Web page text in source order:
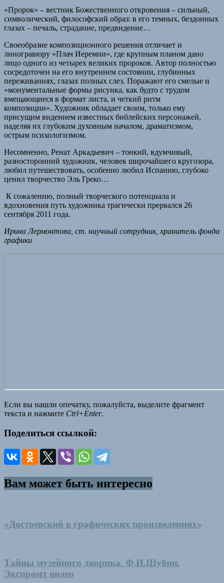
«Пророк» – вестник Божественного откровения – сильный,
символический, философский образ: в его темных, бездонных
глазах – печаль, страдание, предвидение…
Своеобразие композиционного решения отличает и
линогравюру «Плач Иеремии», где крупным планом дано
лицо одного из четырех великих пророков. Автор полностью
сосредоточен на его внутреннем состоянии, глубинных
переживаниях, глазах полных слез. Поражают его смелые и
«монументальные формы рисунка, как будто с трудом
вмещающиеся в формат листа, и четкий ритм
композиции». Художник обладает своим, только ему
присущим видением известных библейских персонажей,
наделяя их глубоким духовным началом, драматизмом,
острым психологизмом.
Несомненно, Ренат Аркадьевич – тонкий, вдумчивый,
разносторонний художник, человек широчайшего кругозора,
любил путешествовать, особенно любил Испанию, глубоко
ценил творчество Эль Греко…
К сожалению, полный творческого потенциала и
вдохновения путь художника трагически прервался 26
сентября 2011 года.
Ирина Лермонтова, ст. научный сотрудник, хранитель фонда
графики
Если вы нашли опечатку, пожалуйста, выделите фрагмент
текста и нажмите Ctrl+Enter.
Поделиться ссылкой:
Вам может быть интересно
«Достоевский в графических произведениях»
Тайны музейного дворика. Ф.И.Шубин.
Экспромт видео